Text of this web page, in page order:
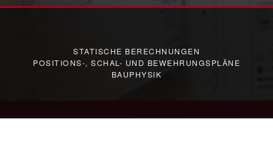
STATISCHE BERECHNUNGEN
POSITIONS-, SCHAL- UND BEWEHRUNGSPLÄNE
BAUPHYSIK